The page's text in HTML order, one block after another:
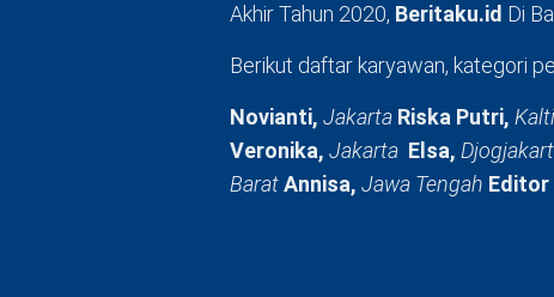
Akhir Tahun 2020, Beritaku.id Di
Berikut daftar karyawan, kategori
Novianti, Jakarta Riska Putri,
Veronika, Jakarta Elsa,
BaratAnnisa, Jawa Tengah